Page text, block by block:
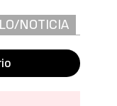
NOTICIA